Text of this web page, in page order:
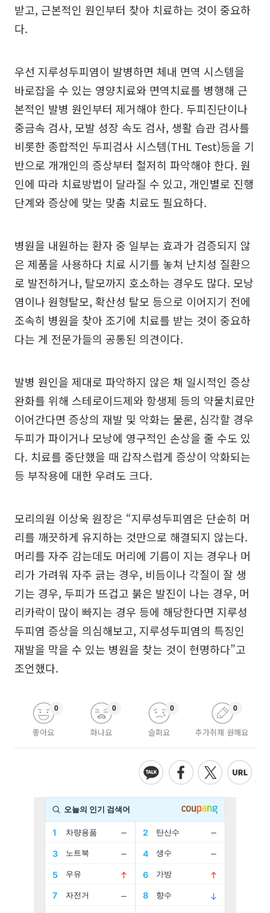
받고, 근본적인 원인부터 찾아 치료하는 것이 중요하
다.
우선 지루성두피염이 발병하면 체내 면역 시스템을
바로잡을 수 있는 영양치료와 면역치료를 병행해 근
본적인 발병 원인부터 제거해야 한다. 두피진단이나
중금속 검사, 모발 성장 속도 검사, 생활 습관 검사를
비롯한 종합적인 두피검사 시스템(THL Test)등을 기
반으로 개개인의 증상부터 철저히 파악해야 한다. 원
인에 따라 치료방법이 달라질 수 있고, 개인별로 진행
단계와 증상에 맞는 맞춤 치료도 필요하다.
병원을 내원하는 환자 중 일부는 효과가 검증되지 않
은 제품을 사용하다 치료 시기를 놓쳐 난치성 질환으
로 발전하거나, 탈모까지 호소하는 경우도 많다. 모낭
염이나 원형탈모, 확산성 탈모 등으로 이어지기 전에
조속히 병원을 찾아 조기에 치료를 받는 것이 중요하
다는 게 전문가들의 공통된 의견이다.
발병 원인을 제대로 파악하지 않은 채 일시적인 증상
완화를 위해 스테로이드제와 항생제 등의 약물치료만
이어간다면 증상의 재발 및 악화는 물론, 심각할 경우
두피가 파이거나 모낭에 영구적인 손상을 줄 수도 있
다. 치료를 중단했을 때 갑작스럽게 증상이 악화되는
등 부작용에 대한 우려도 크다.
모리의원 이상욱 원장은 “지루성두피염은 단순히 머
리를 깨끗하게 유지하는 것만으로 해결되지 않는다.
머리를 자주 감는데도 머리에 기름이 지는 경우나 머
리가 가려워 자주 긁는 경우, 비듬이나 각질이 잘 생
기는 경우, 두피가 뜨겁고 붉은 발진이 나는 경우, 머
리카락이 많이 빠지는 경우 등에 해당한다면 지루성
두피염 증상을 의심해보고, 지루성두피염의 특징인
재발을 막을 수 있는 병원을 찾는 것이 현명하다”고
조언했다.
좋아요
0
화나요
0
슬퍼요
0
추가취재 원해요
0